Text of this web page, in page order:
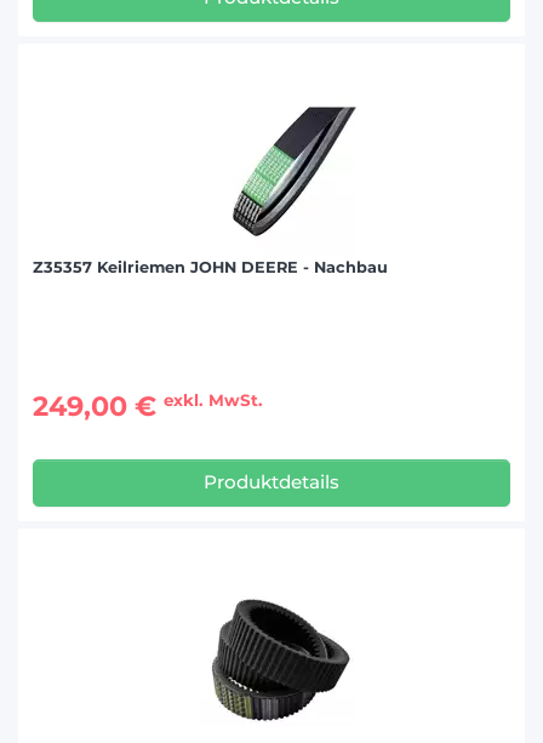
Z35357 Keilriemen JOHN DEERE - Nachbau
249,00 € exkl. MwSt.
Produktdetails